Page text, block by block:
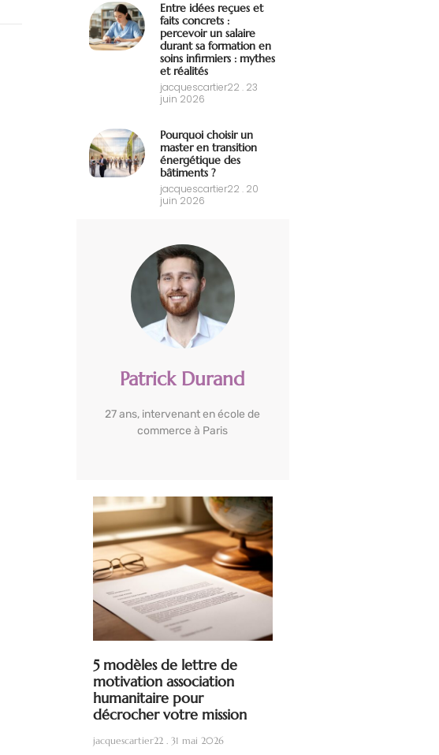
Entre idées reçues et
faits concrets :
percevoir un salaire
durant sa formation en
soins infirmiers : mythes
et réalités
jacquescartier22 23
juin 2026
Pourquoi choisir un
master en transition
énergétique des
bâtiments ?
jacquescartier22 20
juin 2026
Patrick Durand
27 ans, intervenant en école de
commerce à Paris
5 modèles de lettre de
motivation association
humanitaire pour
décrocher votre mission
jacquescartier22 31 mai 2026